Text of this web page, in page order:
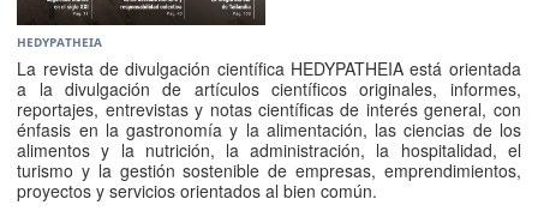
HEDYPATHEIA
La revista de divulgación científica HEDYPATHEIA está orientada
a la divulgación de artículos científicos originales, informes,
reportajes, entrevistas y notas científicas de interés general, con
énfasis en la gastronomía y la alimentación, las ciencias de los
alimentos y la nutrición, la administración, la hospitalidad, el
turismo y la gestión sostenible de empresas, emprendimientos,
proyectos y servicios orientados al bien común.